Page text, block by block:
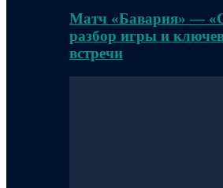
Матч «Бавария» —
разбор игры и
встречи